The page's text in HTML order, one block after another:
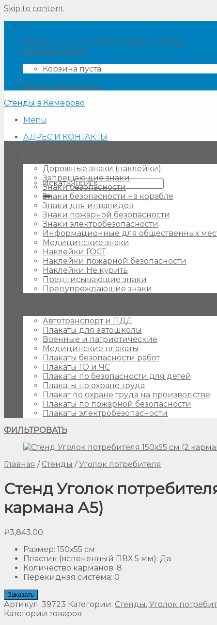
Skip to content
Assign a menu in Theme Options > Menus
Корзина /₽0.00
Корзина пуста.
Вход / Регистрация
Стенды в Кемерово
Menu
АДРЕС И КОНТАКТЫ
Искать:
Дорожные знаки (наклейки)
Запрещающие знаки
Знаки безопасности
Знаки безопасности на корабле
Знаки для инвалидов
Знаки пожарной безопасности
Знаки электробезопасности
Информационные для общественных
Медицинские знаки
Наклейки ГОСТ
Наклейки пожарной безопасности
Наклейки Не курить
Предписывающие знаки
Предупреждающие знаки
Автотранспорт и ПДД
Плакаты для автошколы
Военные и патриотические
Медицинские плакаты
Плакаты безопасности работ
Плакаты ГО и ЧС
Плакаты по безопасности для детей
Плакаты по охране труда
Плакат по охране труда на производстве
Плакаты по пожарной безопасности
Плакаты электробезопасности
ФИЛЬТРОВАТЬ
Главная / Стенды / Уголок потребителя
Стенд Уголок
кармана А5)
₽3,843.00
Размер: 150х55 см
Пластик (вспененный ПВХ 5 мм): Да
Количество карманов: 8
Перекидная система: 0
Заказать
Артикул: 39723 Категории: Стенды, Уголок
Категории товаров